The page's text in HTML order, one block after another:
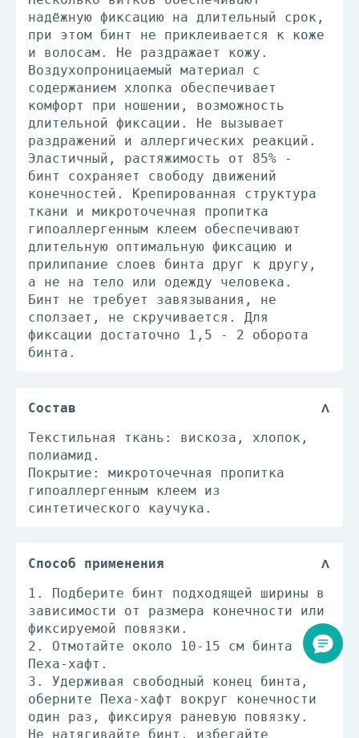
надёжную фиксацию на длительный срок,
при этом бинт не приклеивается к коже
и волосам. Не раздражает кожу.
Воздухопроницаемый материал с
содержанием хлопка обеспечивает
комфорт при ношении, возможность
длительной фиксации. Не вызывает
раздражений и аллергических реакций.
Эластичный, растяжимость от 85% -
бинт сохраняет свободу движений
конечностей. Крепированная структура
ткани и микроточечная пропитка
гипоаллергенным клеем обеспечивают
длительную оптимальную фиксацию и
прилипание слоев бинта друг к другу,
а не на тело или одежду человека.
Бинт не требует завязывания, не
сползает, не скручивается. Для
фиксации достаточно 1,5 - 2 оборота
бинта.
Состав
Текстильная ткань: вискоза, хлопок,
полиамид.
Покрытие: микроточечная пропитка
гипоаллергенным клеем из
синтетического каучука.
Способ применения
1. Подберите бинт подходящей ширины в
зависимости от размера конечности или
фиксируемой повязки.
2. Отмотайте около 10-15 см бинта
Пеха-хафт.
3. Удерживая свободный конец бинта,
оберните Пеха-хафт вокруг конечности
один раз, фиксируя раневую повязку.
Не натягивайте бинт, избегайте